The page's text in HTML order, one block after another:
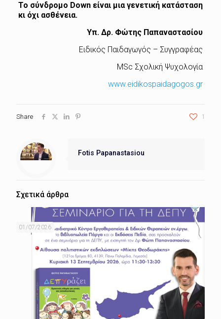
Το σύνδρομο Down είναι μια γενετική κατάσταση
κι όχι ασθένεια.
Υπ. Δρ. Φώτης Παπαναστασίου
Ειδικός Παιδαγωγός – Συγγραφέας
MSc Σχολική Ψυχολογία
www.eidikospaidagogos.gr
Share 1
Fotis Papanastasiou
Σχετικά άρθρα
01/07/2026